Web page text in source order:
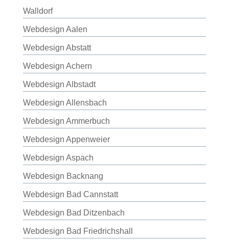
Walldorf
Webdesign Aalen
Webdesign Abstatt
Webdesign Achern
Webdesign Albstadt
Webdesign Allensbach
Webdesign Ammerbuch
Webdesign Appenweier
Webdesign Aspach
Webdesign Backnang
Webdesign Bad Cannstatt
Webdesign Bad Ditzenbach
Webdesign Bad Friedrichshall